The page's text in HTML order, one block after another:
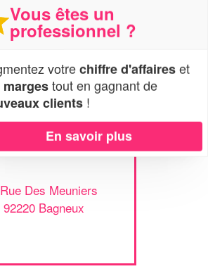
Rue De L'egalite
AK EVENTS
Des Meuniers
92220 Bagneux
Vous êtes un
professionnel ?
votrechiffre d'affaireset
margestout en gagnant de
clients !
En savoir plus